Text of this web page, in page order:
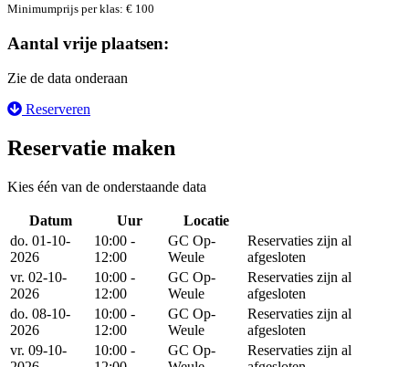
Minimumprijs per klas: € 100
Aantal vrije plaatsen:
Zie de data onderaan
Reserveren
Reservatie maken
Kies één van de onderstaande data
Datum Uur Locatie
do. 01-10-
2026
10:00 -
12:00
GC Op-
Weule
Reservaties zijn al
afgesloten
vr. 02-10-
2026
10:00 -
12:00
GC Op-
Weule
Reservaties zijn al
afgesloten
do. 08-10-
2026
10:00 -
12:00
GC Op-
Weule
Reservaties zijn al
afgesloten
vr. 09-10-
10:00 -
GC Op-
Reservaties zijn al